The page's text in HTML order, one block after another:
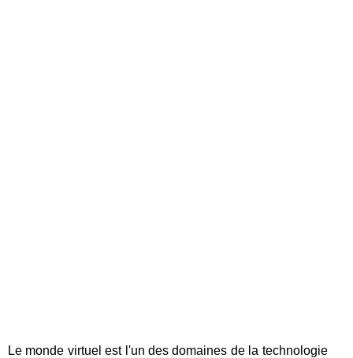
Le monde virtuel est l'un des domaines de la technologie